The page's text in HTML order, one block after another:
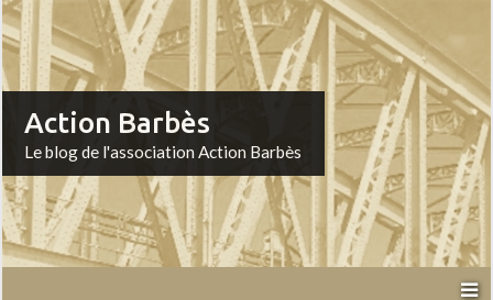
Action Barbès
Le blog de l'association Action Barbès